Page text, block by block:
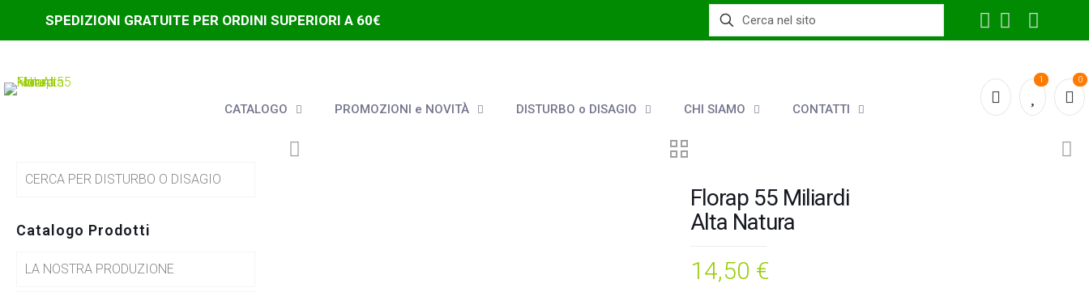
SPEDIZIONI GRATUITE PER ORDINI SUPERIORI A 60€
CATALOGO PROMOZIONI e NOVITÀ DISTURBO o DISAGIO CHI SIAMO CONTATTI
1 0
Florap 55 Miliardi
Alta Natura
14,50 €
CERCA PER DISTURBO O DISAGIO
Catalogo Prodotti
LA NOSTRA PRODUZIONE